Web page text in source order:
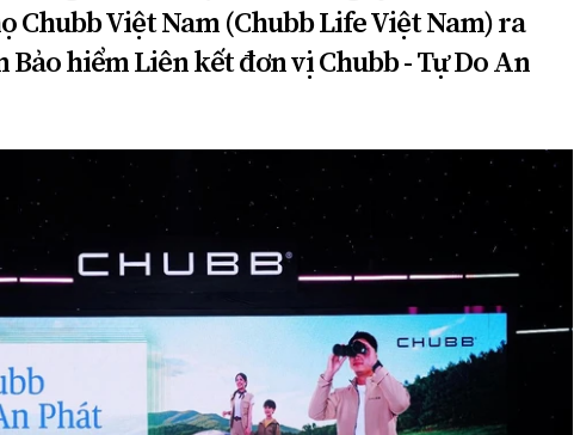
Chubb Việt Nam (Chubb Life Việt Nam) ra
Bảo hiểm Liên kết đơn vị Chubb - Tự Do An